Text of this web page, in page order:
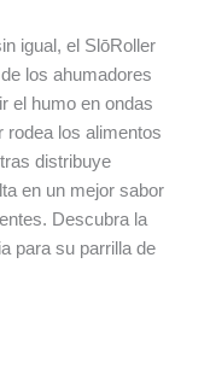
igual, el SlōRoller
los ahumadores
el humo en ondas
los alimentos
distribuye
en un mejor sabor
Descubra la
para su parrilla de